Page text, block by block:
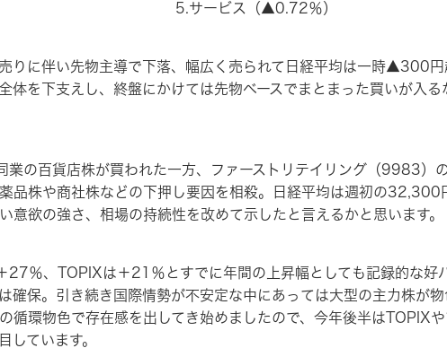
5.サービス（▲0.72％）
りに伴い先物主導で下落、幅広く売られて日経平均は一時▲300円
体を下支えし、終盤にかけては先物ベースでまとまった買いが入る
の百貨店株が買われた一方、ファーストリテイリング（9983）
品株や商社株などの下押し要因を相殺。日経平均は週初の
意欲の強さ、相場の持続性を改めて示したと言えるかと思います。
％、TOPIXは＋21％とすでに年間の上昇幅としても記録的な好
確保。引き続き国際情勢が不安定な中にあっては大型の主力株が
循環物色で存在感を出してき始めましたので、今年後半はTOPIX
しています。